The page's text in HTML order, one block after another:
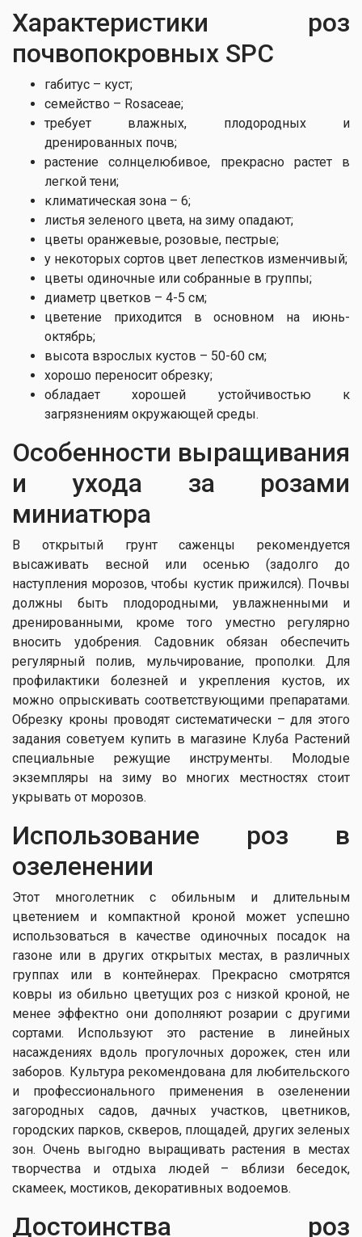
Характеристики роз
почвопокровных SPC
габитус – куст;
семейство – Rosaceae;
требует влажных, плодородных и
дренированных почв;
растение солнцелюбивое, прекрасно растет в
легкой тени;
климатическая зона – 6;
листья зеленого цвета, на зиму опадают;
цветы оранжевые, розовые, пестрые;
у некоторых сортов цвет лепестков изменчивый;
цветы одиночные или собранные в группы;
диаметр цветков – 4-5 см;
цветение приходится в основном на июнь-
октябрь;
высота взрослых кустов – 50-60 см;
хорошо переносит обрезку;
обладает хорошей устойчивостью к
загрязнениям окружающей среды.
Особенности выращивания
и ухода за розами
миниатюра
В открытый грунт саженцы рекомендуется
высаживать весной или осенью (задолго до
наступления морозов, чтобы кустик прижился). Почвы
должны быть плодородными, увлажненными и
дренированными, кроме того уместно регулярно
вносить удобрения. Садовник обязан обеспечить
регулярный полив, мульчирование, прополки. Для
профилактики болезней и укрепления кустов, их
можно опрыскивать соответствующими препаратами.
Обрезку кроны проводят систематически – для этого
задания советуем купить в магазине Клуба Растений
специальные режущие инструменты. Молодые
экземпляры на зиму во многих местностях стоит
укрывать от морозов.
Использование роз в
озеленении
Этот многолетник с обильным и длительным
цветением и компактной кроной может успешно
использоваться в качестве одиночных посадок на
газоне или в других открытых местах, в различных
группах или в контейнерах. Прекрасно смотрятся
ковры из обильно цветущих роз с низкой кроной, не
менее эффектно они дополняют розарии с другими
сортами. Используют это растение в линейных
насаждениях вдоль прогулочных дорожек, стен или
заборов. Культура рекомендована для любительского
и профессионального применения в озеленении
загородных садов, дачных участков, цветников,
городских парков, скверов, площадей, других зеленых
зон. Очень выгодно выращивать растения в местах
творчества и отдыха людей – вблизи беседок,
скамеек, мостиков, декоративных водоемов.
Достоинства роз